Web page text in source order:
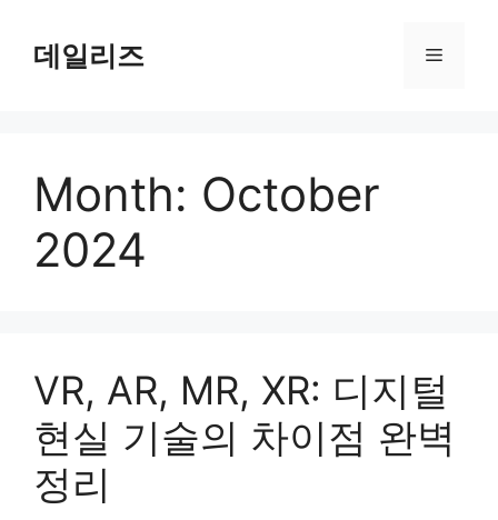
content데일리즈 Menu
Month: October
2024
VR, AR, MR, XR: 디지털
현실 기술의 차이점 완벽
정리